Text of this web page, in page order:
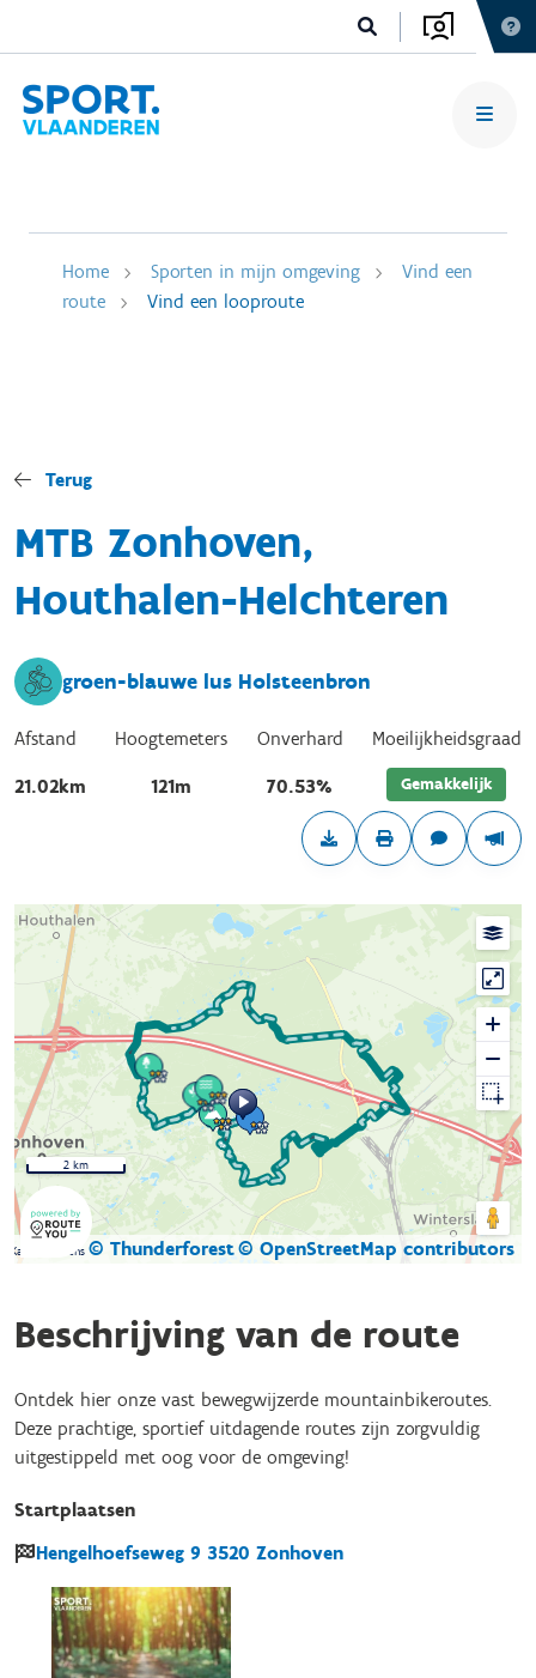
Home Sporten in mijn omgeving
Vind een
route
Vind een looproute
Terug
MTB Zonhoven,
Houthalen-Helchteren
groen-blauwe lus Holsteenbron
Afstand
21.02km
Hoogtemeters
121m
Onverhard
70.53%
Moeilijkheidsgraad
Gemakkelijk
Kaartgegevens © Thunderforest© OpenStreetMap contributors
2 km
Beschrijving van de route
Ontdek hier onze vast bewegwijzerde mountainbikeroutes.
Deze prachtige, sportief uitdagende routes zijn zorgvuldig
uitgestippeld met oog voor de omgeving!
Startplaatsen
Hengelhoefseweg 9 3520 Zonhoven